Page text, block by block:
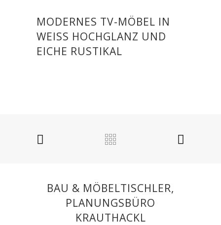
MODERNES TV-MÖBEL IN
WEISS HOCHGLANZ UND E
ICHE RUSTIKAL
BAU & MÖBELTISCHLER,
PLANUNGSBÜRO
KRAUTHACKL